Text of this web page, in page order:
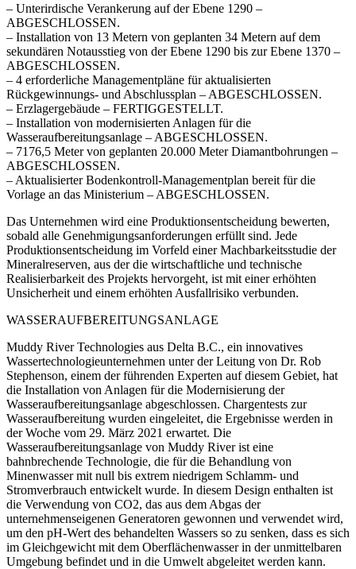
– Unterirdische Verankerung auf der Ebene 1290 –
ABGESCHLOSSEN.
– Installation von 13 Metern von geplanten 34 Metern auf dem
sekundären Notausstieg von der Ebene 1290 bis zur Ebene 1370 –
ABGESCHLOSSEN.
– 4 erforderliche Managementpläne für aktualisierten
Rückgewinnungs- und Abschlussplan – ABGESCHLOSSEN.
– Erzlagergebäude – FERTIGGESTELLT.
– Installation von modernisierten Anlagen für die
Wasseraufbereitungsanlage – ABGESCHLOSSEN.
– 7176,5 Meter von geplanten 20.000 Meter Diamantbohrungen –
ABGESCHLOSSEN.
– Aktualisierter Bodenkontroll-Managementplan bereit für die
Vorlage an das Ministerium – ABGESCHLOSSEN.
Das Unternehmen wird eine Produktionsentscheidung bewerten,
sobald alle Genehmigungsanforderungen erfüllt sind. Jede
Produktionsentscheidung im Vorfeld einer Machbarkeitsstudie der
Mineralreserven, aus der die wirtschaftliche und technische
Realisierbarkeit des Projekts hervorgeht, ist mit einer erhöhten
Unsicherheit und einem erhöhten Ausfallrisiko verbunden.
WASSERAUFBEREITUNGSANLAGE
Muddy River Technologies aus Delta B.C., ein innovatives
Wassertechnologieunternehmen unter der Leitung von Dr. Rob
Stephenson, einem der führenden Experten auf diesem Gebiet, hat
die Installation von Anlagen für die Modernisierung der
Wasseraufbereitungsanlage abgeschlossen. Chargentests zur
Wasseraufbereitung wurden eingeleitet, die Ergebnisse werden in
der Woche vom 29. März 2021 erwartet. Die
Wasseraufbereitungsanlage von Muddy River ist eine
bahnbrechende Technologie, die für die Behandlung von
Minenwasser mit null bis extrem niedrigem Schlamm- und
Stromverbrauch entwickelt wurde. In diesem Design enthalten ist
die Verwendung von CO2, das aus dem Abgas der
unternehmenseigenen Generatoren gewonnen und verwendet wird,
um den pH-Wert des behandelten Wassers so zu senken, dass es sich
im Gleichgewicht mit dem Oberflächenwasser in der unmittelbaren
Umgebung befindet und in die Umwelt abgeleitet werden kann.